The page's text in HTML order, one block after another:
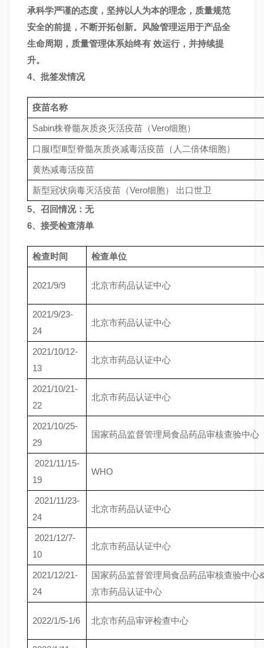
承科学严谨的态度，坚持以人为本的理念，质量规范
安全的前提，不断开拓创新。风险管理运用于产品全
生命周期，质量管理体系始终有 效运行，并持续提
升。
4、批签发情况
疫苗名称
Sabin株脊髓灰质炎灭活疫苗（Vero细胞）
口服Ⅰ型Ⅲ型脊髓灰质炎减毒活疫苗（人二倍体细胞）
黄热减毒活疫苗
新型冠状病毒灭活疫苗（Vero细胞） 出口世卫
5、召回情况：无
6、接受检查清单
检查时间 检查单位
2021/9/9 北京市药品认证中心
2021/9/23-
24
北京市药品认证中心
2021/10/12-
13
北京市药品认证中心
2021/10/21-
22
北京市药品认证中心
2021/10/25-
29
国家药品监督管理局食品药品审核查验中心
2021/11/15-
19
WHO
2021/11/23-
24
北京市药品认证中心
2021/12/7-
10
北京市药品认证中心
2021/12/21-
24
国家药品监督管理局食品药品审核查验中心
京市药品认证中心
2022/1/5-1/6 北京市药品审评检查中心